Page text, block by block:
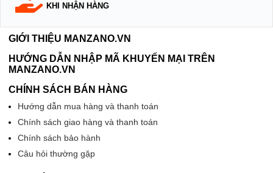
KHI NHẬN HÀNG
GIỚI THIỆU MANZANO.VN
HƯỚNG DẪN NHẬP MÃ KHUYẾN MẠI TRÊN
MANZANO.VN
CHÍNH SÁCH BÁN HÀNG
Hướng dẫn mua hàng và thanh toán
Chính sách giao hàng và thanh toán
Chính sách bảo hành
Câu hỏi thường gặp